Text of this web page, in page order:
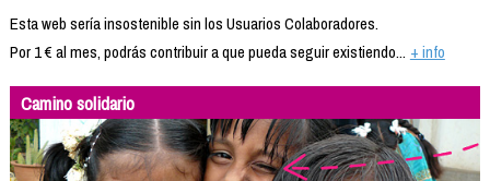
Esta web sería insostenible sin los Usuarios Colaboradores.
Por 1 € al mes, podrás contribuir a que pueda seguir existiendo... + info
Camino solidario